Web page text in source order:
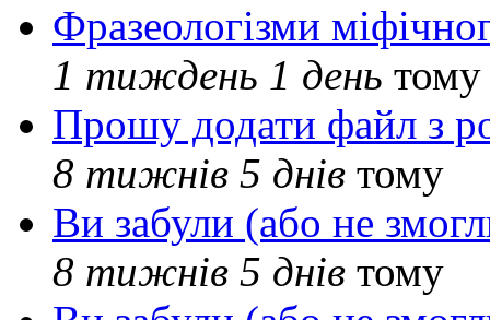
Фразеологізми
1 тиждень 1 день тому
Прошу додати файл з
8 тижнів 5 днів тому
Ви забули (або не
8 тижнів 5 днів тому